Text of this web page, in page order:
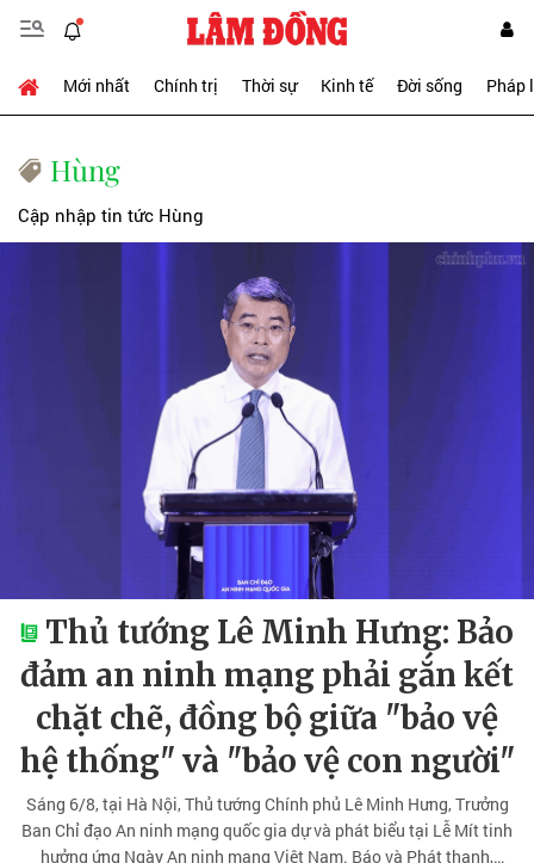
Mới nhất Chính trị Thời sự Kinh tế Đời sống Pháp
Hùng
Cập nhập tin tức Hùng
Thủ tướng Lê Minh Hưng: Bảo
đảm an ninh mạng phải gắn kết
chặt chẽ, đồng bộ giữa "bảo vệ
hệ thống" và "bảo vệ con người"
Sáng 6/8, tại Hà Nội, Thủ tướng Chính phủ Lê Minh Hưng, Trưởng
Ban Chỉ đạo An ninh mạng quốc gia dự và phát biểu tại Lễ Mít tinh
hưởng ứng Ngày An ninh mạng Việt Nam. Báo và Phát thanh,